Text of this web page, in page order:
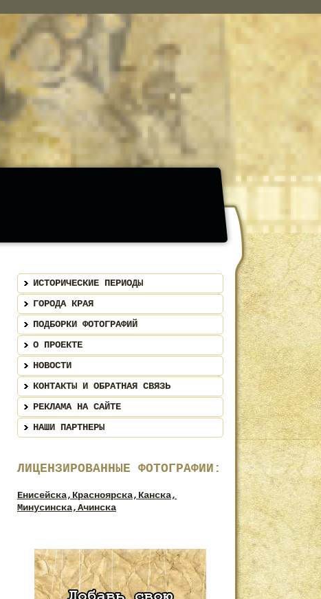
ИСТОРИЧЕСКИЕ ПЕРИОДЫ
ГОРОДА КРАЯ
ПОДБОРКИ ФОТОГРАФИЙ
О ПРОЕКТЕ
НОВОСТИ
КОНТАКТЫ И ОБРАТНАЯ СВЯЗЬ
РЕКЛАМА НА САЙТЕ
НАШИ ПАРТНЕРЫ
ЛИЦЕНЗИРОВАННЫЕ ФОТОГРАФИИ:
Енисейска, Красноярска, Канска,
Минусинска,Ачинска